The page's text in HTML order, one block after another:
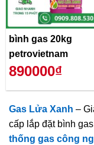
bình gas 20kg
petrovietnam
890000₫
Gas Lửa Xanh –
cấp lắp đặt bình
thống gas công